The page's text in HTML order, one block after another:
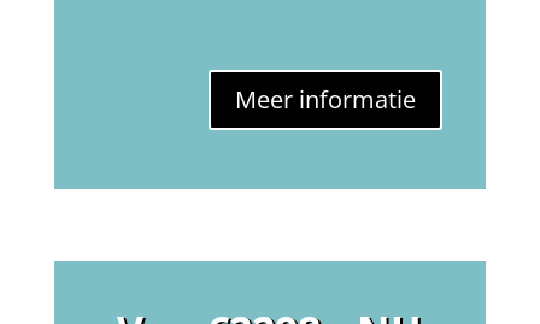
Meer informatie